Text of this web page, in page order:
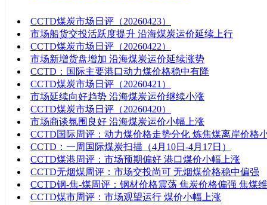
CCTD煤炭市场日评（20260423）
市场船货交投活跃度提升 沿海煤炭运价延续上行
CCTD煤炭市场日评（20260422）
市场新增货盘增加 沿海煤炭运价延续涨势
CCTD：国际主要港口动力煤价格稳中有降
CCTD煤炭市场日评（20260421）
市场延续向好趋势 沿海煤炭运价继续小涨
CCTD煤炭市场日评（20260420）
市场商谈氛围良好 沿海煤炭运价小幅上涨
CCTD国际周评：动力煤价格走势分化 炼焦煤离岸价格
CCTD：一周国际煤炭扫描（4月10日-4月17日）
CCTD煤港周评：市场预期偏好 港口煤价小幅上涨
CCTD无烟煤周评：市场交投尚可 无烟煤价格稳中偏强
CCTD钢-焦-煤周评：钢材价格震荡 焦炭价格偏强 焦煤
CCTD煤市周评：市场观望运行 煤价小幅上涨